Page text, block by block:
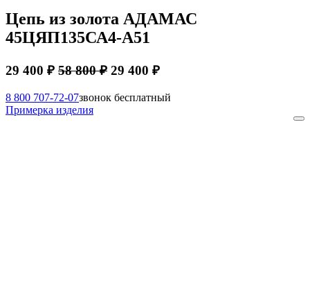
Цепь из золота АДАМАС
45ЦЯП135СА4-А51
29 400 ₽ 58 800 ₽ 29 400 ₽
8 800 707-72-07звонок бесплатный
Примерка изделия